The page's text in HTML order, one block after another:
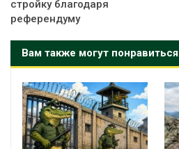
стройку благодаря
референдуму
Вам также могут понравиться